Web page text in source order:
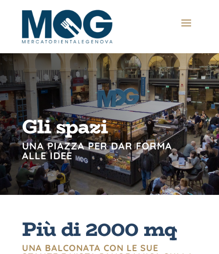
Gli spazi
UNA PIAZZA PER DAR FORMA
ALLE IDEE
Più di 2000 mq
UNA BALCONATA CON LE SUE